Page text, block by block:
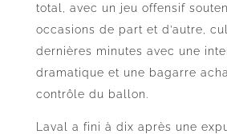
total, avec un jeu offensif
occasions de part et d’autre,
dernières minutes avec une
dramatique et une bagarre
contrôle du ballon.
Laval a fini à dix après une